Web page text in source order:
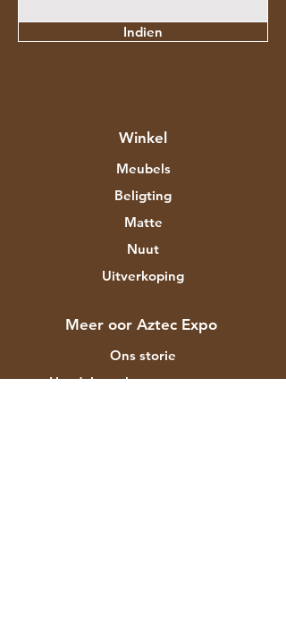
Indien
Winkel
Meubels
Beligting
Matte
Nuut
Uitverkoping
Meer oor Aztec Expo
Ons storie
Handelsmerke en ontwerpers